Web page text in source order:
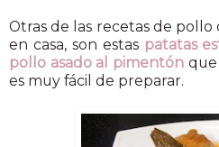
Otras de las recetas de
en casa, son estas patatas
pollo asado al pimentón que
es muy fácil de preparar.